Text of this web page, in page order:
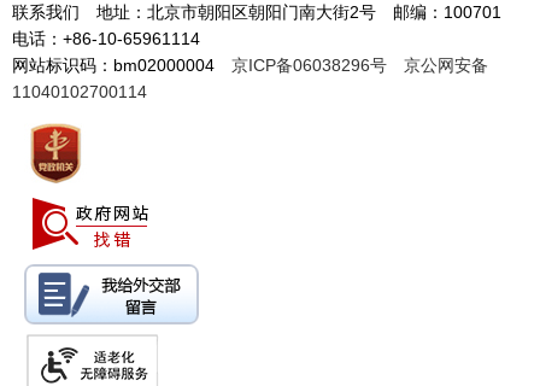
联系我们 地址：北京市朝阳区朝阳门南大街2号 邮编：100701
电话：+86-10-65961114
网站标识码：bm02000004 京ICP备06038296号
京公网安备
11040102700114